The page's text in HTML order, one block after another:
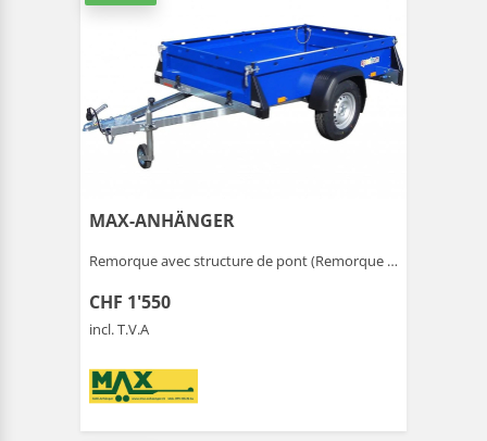
MAX-ANHÄNGER
Remorque avec structure de pont (Remorque ) |
CHF 1'550
incl. T.V.A